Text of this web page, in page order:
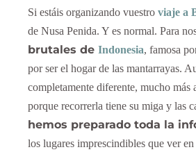
Si estáis organizando vuestro viaje a
de Nusa Penida. Y es normal. Para
brutales de Indonesia, famosa
por ser el hogar de las mantarrayas.
completamente diferente, mucho más
porque recorrerla tiene su miga y las
hemos preparado toda la
los lugares imprescindibles que ver